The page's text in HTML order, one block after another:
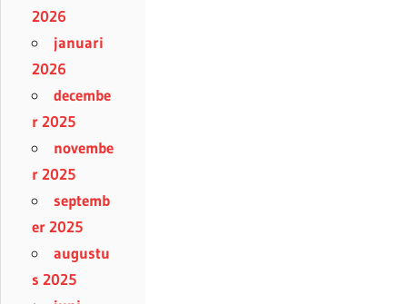
2026
januari
2026
decembe
r 2025
novembe
r 2025
septemb
er 2025
augustu
s 2025